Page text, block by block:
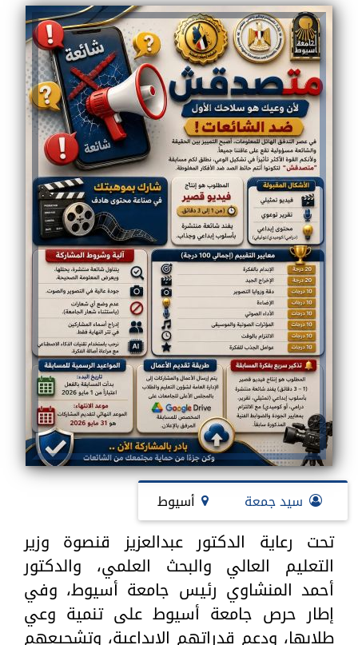
سيد جمعة أسيوط
تحت رعاية الدكتور عبدالعزيز قنصوة وزير
التعليم العالي والبحث العلمي، والدكتور
أحمد المنشاوي رئيس جامعة أسيوط، وفي
إطار حرص جامعة أسيوط على تنمية وعي
طلابها، ودعم قدراتهم الإبداعية، وتشجيعهم